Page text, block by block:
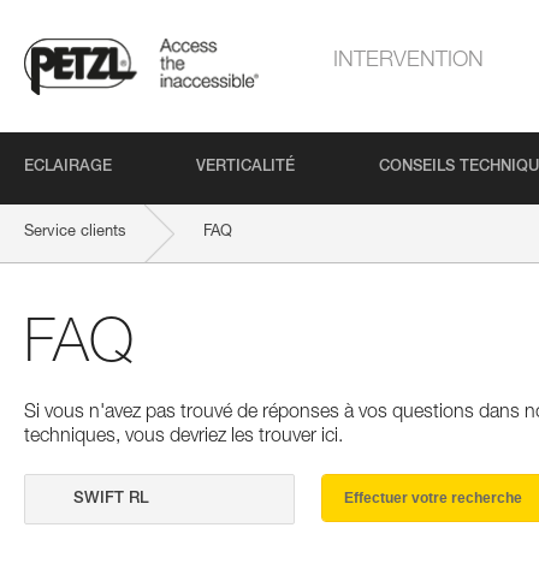
INTERVENTION
ECLAIRAGE VERTICALITÉ CONSEILS
Service clients FAQ
FAQ
Si vous n'avez pas trouvé de réponses à vos questions dans
techniques, vous devriez les trouver ici.
Effectuer votre recherche